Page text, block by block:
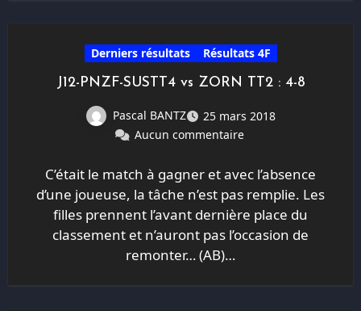
Derniers résultats Résultats 4F
J12-PNZF-SUSTT4 vs ZORN TT2 : 4-8
Pascal BANTZ
25 mars 2018
Aucun commentaire
C’était le match à gagner et avec l’absence
d’une joueuse, la tâche n’est pas remplie. Les
filles prennent l’avant dernière place du
classement et n’auront pas l’occasion de
remonter… (AB)…